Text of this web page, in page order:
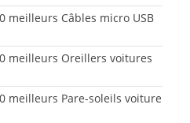
meilleurs Câbles micro USB
meilleurs Oreillers voitures
meilleurs Pare-soleils voiture